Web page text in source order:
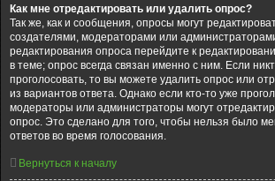
Как мне отредактировать или удалить опрос?
Так же, как и сообщения, опросы могут
создателями, модераторами или
редактирования опроса перейдите к
в теме; опрос всегда связан именно с ним. Если
проголосовать, то вы можете удалить опрос или
из вариантов ответа. Однако если кто-то уже
модераторы или администраторы могут
опрос. Это сделано для того, чтобы нельзя было
ответов во время голосования.
Вернуться к началу